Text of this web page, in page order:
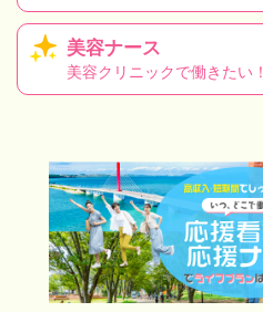
美容ナース
美容クリニックで働きたい！